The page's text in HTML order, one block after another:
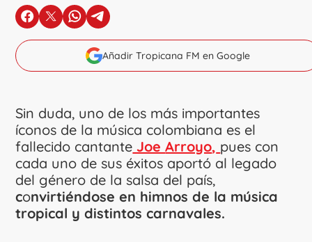
en Facebook
en Xen Whatsapp
en Telegram
Añadir Tropicana FM en Google
Sin duda, uno de los más importantes
íconos de la música colombiana es el
fallecido cantante JoeArroyo, pues con
cada uno de sus éxitos aportó al legado
del género de la salsa del país,
convirtiéndose en himnos de la música
tropical y distintos carnavales.